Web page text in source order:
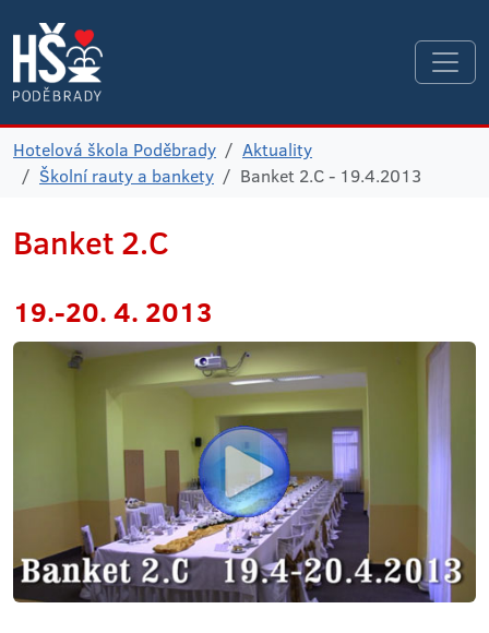
Hotelová škola Poděbrady
Aktuality
Školní rauty a bankety
Banket 2.C - 19.4.2013
Banket 2.C
19.-20. 4. 2013